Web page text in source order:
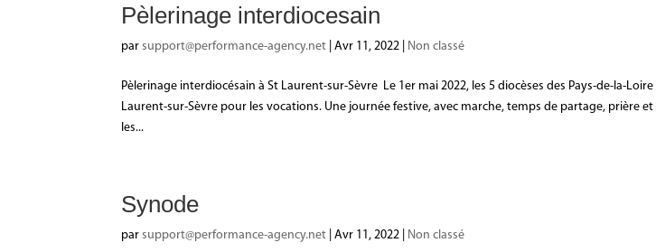
Pèlerinage interdiocesain
parsupport@performance-agency.net |Avr 11, 2022 Non classé
Pèlerinage interdiocésain à St Laurent-sur-Sèvre Le 1er mai 2022, les 5 diocèses des Pays-de-la-
Laurent-sur-Sèvre pour les vocations. Une journée festive, avec marche, temps de partage, prière
les...
Synode
parsupport@performance-agency.net |Avr 11, 2022 Non classé